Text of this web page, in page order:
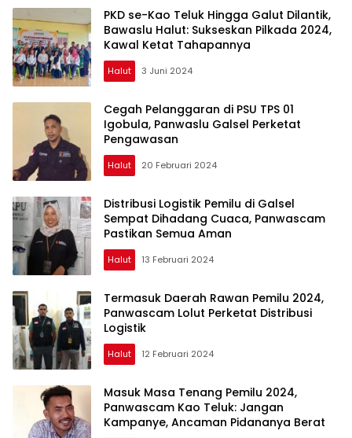
PKD se-Kao Teluk Hingga Galut Dilantik,
Bawaslu Halut: Sukseskan Pilkada 2024,
Kawal Ketat Tahapannya
Halut 3 Juni 2024
Cegah Pelanggaran di PSU TPS 01
Igobula, Panwaslu Galsel Perketat
Pengawasan
Halut 20 Februari 2024
Distribusi Logistik Pemilu di Galsel
Sempat Dihadang Cuaca, Panwascam
Pastikan Semua Aman
Halut 13 Februari 2024
Termasuk Daerah Rawan Pemilu 2024,
Panwascam Lolut Perketat Distribusi
Logistik
Halut 12 Februari 2024
Masuk Masa Tenang Pemilu 2024,
Panwascam Kao Teluk: Jangan
Kampanye, Ancaman Pidananya Berat